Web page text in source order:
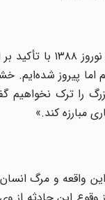
امام سیدعلی
اما پیروز شده‌ایم.
را ترک نخواهیم
مبارزه کند.»
واقعه و مرگ